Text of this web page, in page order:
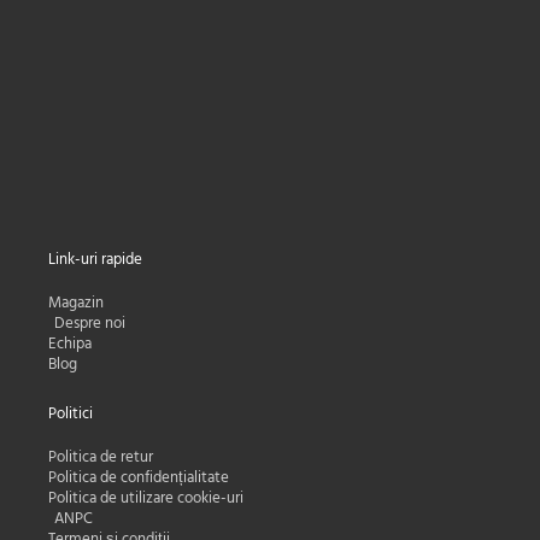
Link-uri rapide
Magazin
Despre noi
Echipa
Blog
Politici
Politica de retur
Politica de confidențialitate
Politica de utilizare cookie-uri
ANPC